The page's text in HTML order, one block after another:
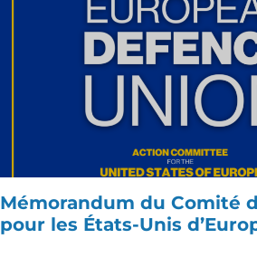
Mémorandum du Comité
pour les États-Unis